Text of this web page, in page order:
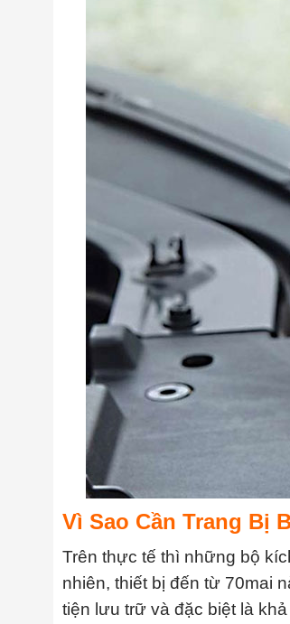
Vì Sao Cần Trang Bị
Trên thực tế thì những bộ
nhiên, thiết bị đến từ 70mai
tiện lưu trữ và đặc biệt là